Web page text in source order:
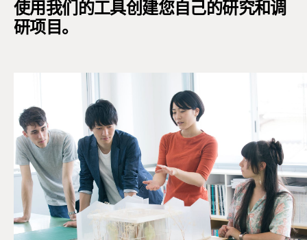
使用我们的工具创建您自己的研究和调
研项目。